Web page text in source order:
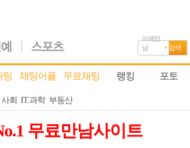
이색만
남
검색
팅 채팅어플 무료채팅 랭킹 포토
사회 IT.과학 부동산
무료만남사이트